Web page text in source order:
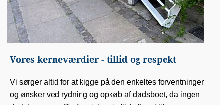
Vores kerneværdier - tillid og respekt
Vi sørger altid for at kigge på den enkeltes forventninger
og ønsker ved rydning og opkøb af dødsboet, da ingen